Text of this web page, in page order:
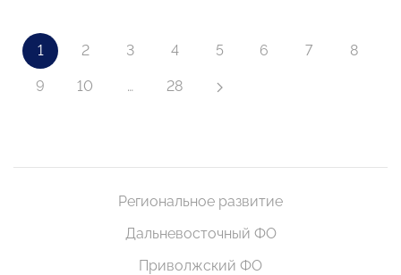
1 2 3 4 5 6 7 8
9 10 … 28
Региональное развитие
Дальневосточный ФО
Приволжский ФО